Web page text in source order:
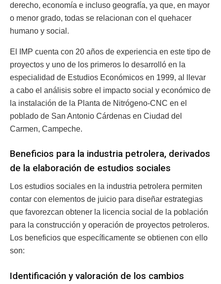
derecho, economía e incluso geografía, ya que, en mayor
o menor grado, todas se relacionan con el quehacer
humano y social.
El IMP cuenta con 20 años de experiencia en este tipo de
proyectos y uno de los primeros lo desarrolló en la
especialidad de Estudios Económicos en 1999, al llevar
a cabo el análisis sobre el impacto social y económico de
la instalación de la Planta de Nitrógeno-CNC en el
poblado de San Antonio Cárdenas en Ciudad del
Carmen, Campeche.
Beneficios para la industria petrolera, derivados
de la elaboración de estudios sociales
Los estudios sociales en la industria petrolera permiten
contar con elementos de juicio para diseñar estrategias
que favorezcan obtener la licencia social de la población
para la construcción y operación de proyectos petroleros.
Los beneficios que específicamente se obtienen con ello
son:
Identificación y valoración de los cambios